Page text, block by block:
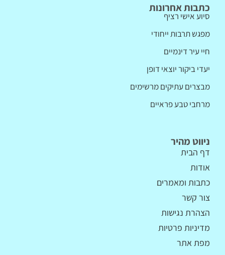
ניווט מהיר
דף הבית
אודות
כתבות ומאמרים
צור קשר
הצהרת נגישות
מדיניות פרטיות
מפת אתר
כתבות אחרונות
סיוע אישי רציף
מפגש תרבות ייחודי
חיי עיר דינמיים
יעדי ביקור יוצאי דופן
מבצרים עתיקים מרשימים
מרחבי טבע פראיים